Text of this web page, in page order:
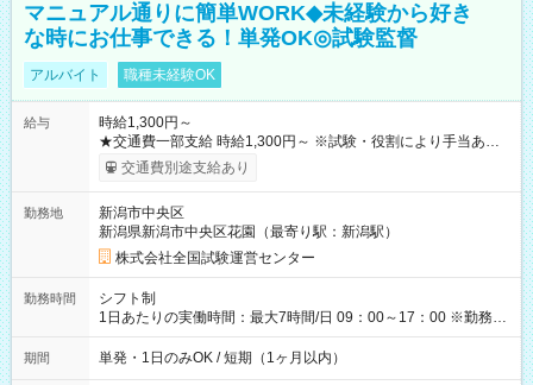
マニュアル通りに簡単WORK◆未経験から好き
な時にお仕事できる！単発OK◎試験監督
アルバイト 職種未経験OK
給与
時給1,300円～
★交通費一部支給 時給1,300円～ ※試験・役割により手当あり
※勤務回数により昇給あり 【即給（前払い）オプションあ
り！】 希望される場合、勤務から1週間ほどで給与の一部を受け
例】 ・河合塾模擬試験 8:30～17:30（休憩1時間） 時給1,300円
×8時間＝日収10,400円＋交通費 ※当日の役割により時給＋100
円の場合あり ・国家試験 7:00～13:30（休憩なし） 時給1,300
円（役割手当＋100円）×6時間＝日収8,400円＋交通費 【試用期
間】試用期間なし
交通費別途支給あり
勤務地
新潟市中央区
新潟県新潟市中央区花園（最寄り駅：新潟駅）
株式会社全国試験運営センター
勤務時間
シフト制
1日あたりの実働時間：最大7時間/日 09：00～17：00 ※勤務時
間は 試験により異なります。
期間 単発・1日のみOK / 短期（1ヶ月以内）